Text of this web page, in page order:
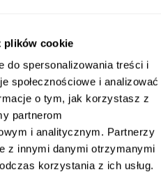
plików cookie
do spersonalizowania treści i
społecznościowe i analizować
o tym, jak korzystasz z
partnerom
i analitycznym. Partnerzy
z innymi danymi otrzymanymi
korzystania z ich usług.